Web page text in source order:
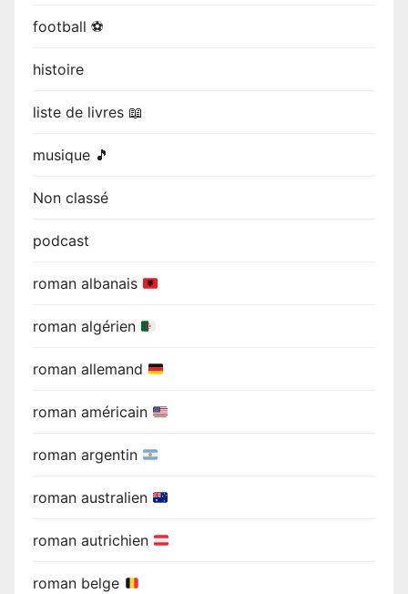
football ⚽
histoire
liste de livres 📖
musique 🎵
Non classé
podcast
roman albanais
roman algérien
roman allemand
roman américain
roman argentin
roman australien
roman autrichien
roman belge